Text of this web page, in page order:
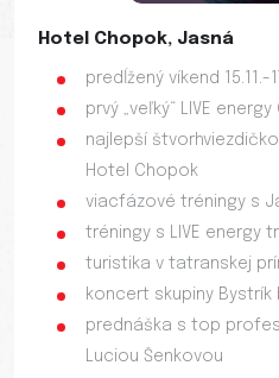
Hotel Chopok, Jasná
predĺžený víkend 15.11.-
prvý „veľký“ LIVE energy
najlepší
Hotel Chopok
viacfázové tréningy s
tréningy s LIVE energy
turistika v tatranskej
koncert skupiny
prednáška s top
Luciou Šenkovou